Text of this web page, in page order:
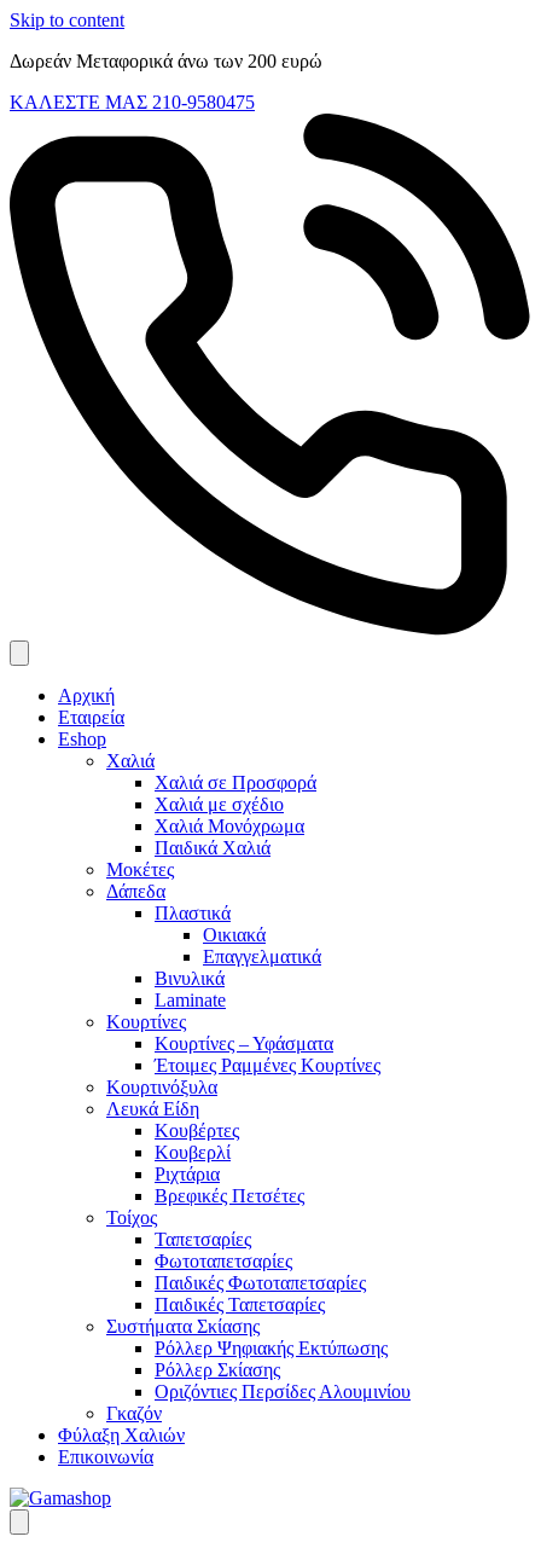
Skip to content
Δωρεάν Μεταφορικά άνω των 200 ευρώ
ΚΑΛΕΣΤΕ ΜΑΣ 210-9580475
Αρχική
Εταιρεία
Eshop
Χαλιά
Χαλιά σε Προσφορά
Χαλιά με σχέδιο
Χαλιά Μονόχρωμα
Παιδικά Χαλιά
Μοκέτες
Δάπεδα
Πλαστικά
Οικιακά
Επαγγελματικά
Βινυλικά
Laminate
Κουρτίνες
Κουρτίνες – Υφάσματα
Έτοιμες Ραμμένες Κουρτίνες
Κουρτινόξυλα
Λευκά Είδη
Κουβέρτες
Κουβερλί
Ριχτάρια
Βρεφικές Πετσέτες
Τοίχος
Ταπετσαρίες
Φωτοταπετσαρίες
Παιδικές Φωτοταπετσαρίες
Παιδικές Ταπετσαρίες
Συστήματα Σκίασης
Ρόλλερ Ψηφιακής Εκτύπωσης
Ρόλλερ Σκίασης
Οριζόντιες Περσίδες Αλουμινίου
Γκαζόν
Φύλαξη Χαλιών
Επικοινωνία